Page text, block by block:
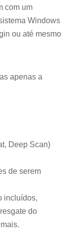
com um
Windows
ou até mesmo
apenas a
Deep Scan)
de serem
incluídos,
do